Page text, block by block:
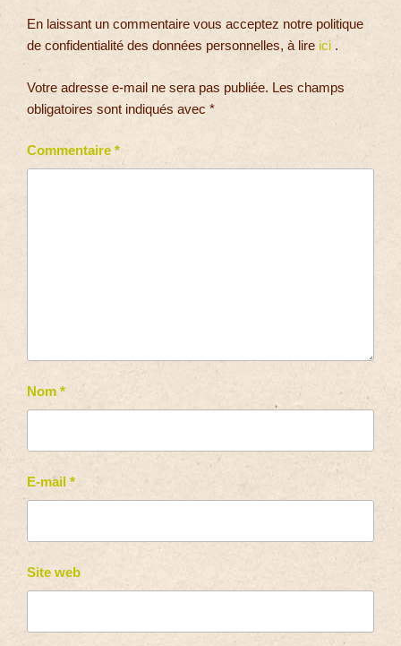
En laissant un commentaire vous acceptez notre politique
de confidentialité des données personnelles, à lire ici .
Votre adresse e-mail ne sera pas publiée. Les champs
obligatoires sont indiqués avec *
Commentaire *
Nom *
E-mail *
Site web